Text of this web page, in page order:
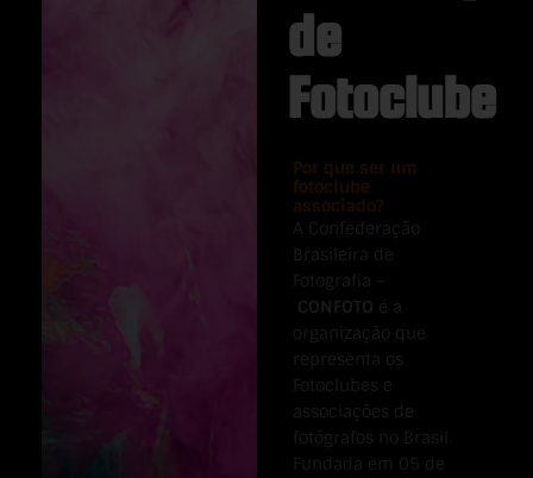
de
Fotoclube
Por que ser um
fotoclube
associado?
A Confederação
Brasileira de
Fotografia –
CONFOTO é a
organização que
representa os
Fotoclubes e
associações de
fotógrafos no Brasil.
Fundada em 05 de